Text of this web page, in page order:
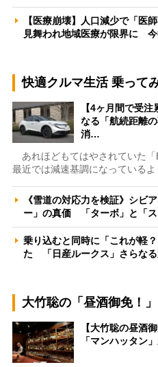
【医療崩壊】人口減少で「医
見舞われ地域医療が限界に
快適クルマ生活 乗って
【4ヶ月間で受
なる「航続距離
消…
あれほどもてはやされていた「
最近では減速基調になっている
《雪道の対応力を検証》シビ
ー」の真価 「ターボ」と「
乗り込むと同時に「これが軽
た 「日産ルークス」さらな
大竹聡の「昼酒御免！」
【大竹聡の昼酒
「マンハッタン